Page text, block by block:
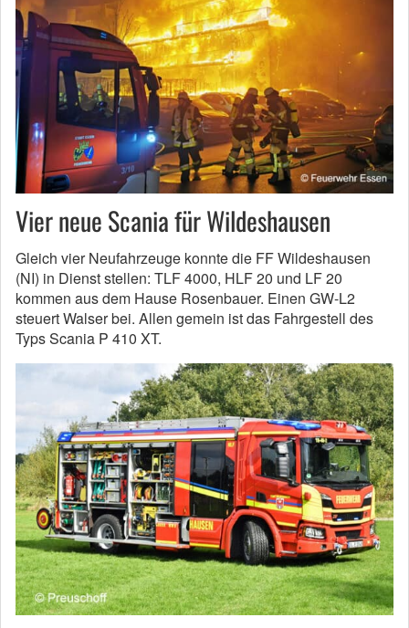
Vier neue Scania für Wildeshausen
Gleich vier Neufahrzeuge konnte die FF Wildeshausen
(NI) in Dienst stellen: TLF 4000, HLF 20 und LF 20
kommen aus dem Hause Rosenbauer. Einen GW-L2
steuert Walser bei. Allen gemein ist das Fahrgestell des
Typs Scania P 410 XT.